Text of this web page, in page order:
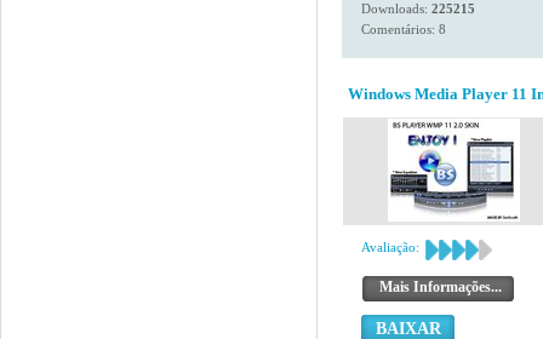
Downloads: 225215
Comentários: 8
Windows Media Player 11
Avaliação:
Mais Informações...
BAIXAR